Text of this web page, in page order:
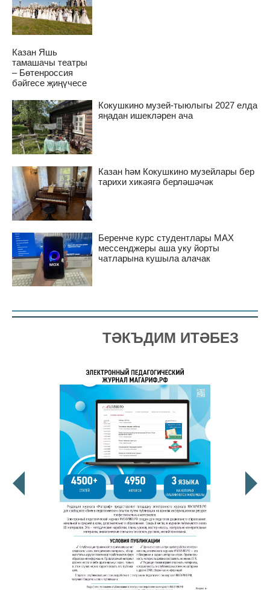
Казан Яшь
тамашачы театры
– Бөтенроссия
бәйгесе җиңүчесе
Кокушкино музей-тыюлыгы 2027 елда
яңадан ишекләрен ача
Казан һәм Кокушкино музейлары бер
тарихи хикәягә берләшәчәк
Беренче курс студентлары MAX
мессенджеры аша уку йорты
чатларына кушыла алачак
ТӘКЪДИМ ИТӘБЕЗ